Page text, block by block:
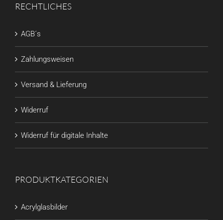
RECHTLICHES
AGB´s
Zahlungsweisen
Versand & Lieferung
Widerruf
Widerruf für digitale Inhalte
PRODUKTKATEGORIEN
Acrylglasbilder